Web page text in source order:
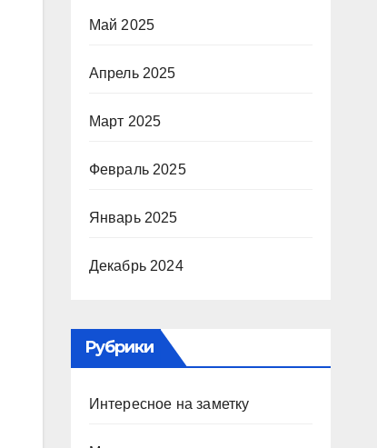
Май 2025
Апрель 2025
Март 2025
Февраль 2025
Январь 2025
Декабрь 2024
Рубрики
Интересное на заметку